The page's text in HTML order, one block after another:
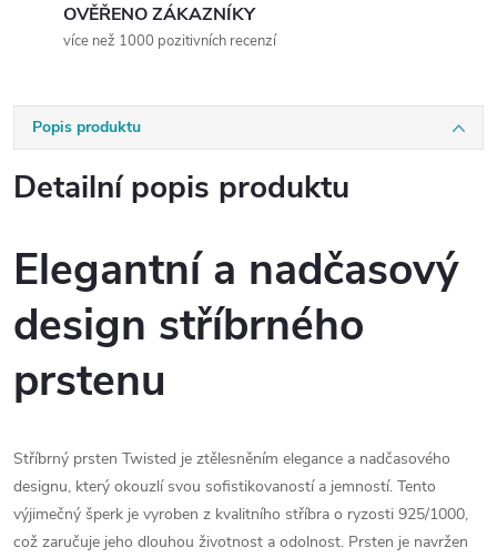
OVĚŘENO ZÁKAZNÍKY
více než 1000 pozitivních recenzí
Popis produktu
Detailní popis produktu
Elegantní a nadčasový
design stříbrného
prstenu
Stříbrný prsten Twisted je ztělesněním elegance a nadčasového
designu, který okouzlí svou sofistikovaností a jemností. Tento
výjimečný šperk je vyroben z kvalitního stříbra o ryzosti 925/1000,
což zaručuje jeho dlouhou životnost a odolnost. Prsten je navržen